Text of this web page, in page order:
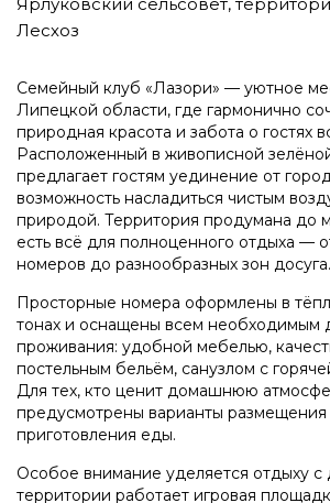
Лесхоз
Семейный клуб «Лазори» — уютное
Липецкой области, где гармонично
природная красота и забота о гостях
Расположенный в живописной
предлагает гостям уединение от
возможность насладиться чистым
природой. Территория продумана до
есть всё для полноценного отдыха —
номеров до разнообразных зон досуга.
Просторные номера оформлены в
тонах и оснащены всем необходимым
проживания: удобной мебелью,
постельным бельём, санузлом с
Для тех, кто ценит домашнюю
предусмотрены варианты
приготовления еды.
Особое внимание уделяется отдыху с
территории работает игровая